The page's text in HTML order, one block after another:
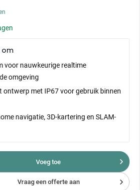
om
voor nauwkeurige realtime
omgeving
ontwerp met IP67 voor gebruik binnen
navigatie, 3D-kartering en SLAM-
Voeg toe
Vraag een offerte aan